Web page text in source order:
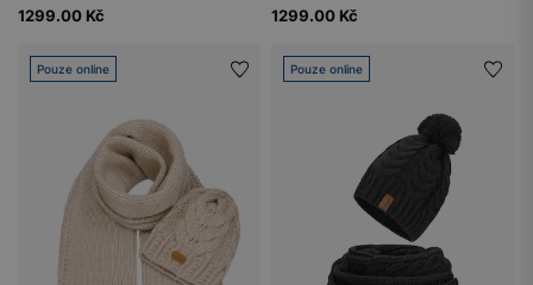
1299.00 Kč 1299.00 Kč
Pouze online Pouze online